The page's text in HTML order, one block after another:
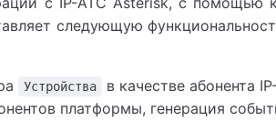
следующую
Устройства
в качестве абонента
платформы, генерация